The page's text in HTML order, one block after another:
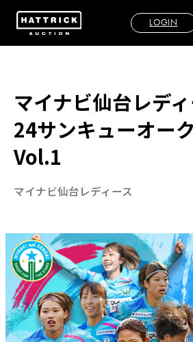
LOGIN
マイナビ仙台レデ
24サンキューオー
Vol.1
マイナビ仙台レディース